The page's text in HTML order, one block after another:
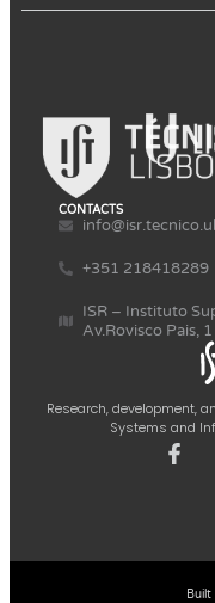
Research, development,
Systems and
CONTACTS
+351 218418289
ISR – Instituto
Av.Rovisco Pais,
Built